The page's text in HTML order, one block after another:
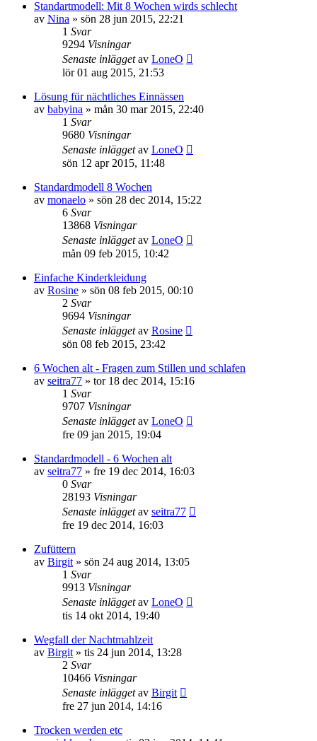
Standartmodell: Mit 8 Wochen wirds schlecht
av Nina » sön 28 jun 2015, 22:21
1 Svar
9294 Visningar
Senaste inläggetav LoneO
lör 01 aug 2015, 21:53
Lösung für nächtliches Einnässen
av babyina » mån 30 mar 2015, 22:40
1 Svar
9680 Visningar
Senaste inläggetav LoneO
sön 12 apr 2015, 11:48
Standardmodell 8 Wochen
av monaelo » sön 28 dec 2014, 15:22
6 Svar
13868 Visningar
Senaste inläggetav LoneO
mån 09 feb 2015, 10:42
Einfache Kinderkleidung
av Rosine » sön 08 feb 2015, 00:10
2 Svar
9694 Visningar
Senaste inläggetav Rosine
sön 08 feb 2015, 23:42
6 Wochen alt - Fragen zum Stillen und schlafen
av seitra77 » tor 18 dec 2014, 15:16
1 Svar
9707 Visningar
Senaste inläggetav LoneO
fre 09 jan 2015, 19:04
Standardmodell - 6 Wochen alt
av seitra77 » fre 19 dec 2014, 16:03
0 Svar
28193 Visningar
Senaste inläggetav seitra77
fre 19 dec 2014, 16:03
Zufüttern
av Birgit » sön 24 aug 2014, 13:05
1 Svar
9913 Visningar
Senaste inläggetav LoneO
tis 14 okt 2014, 19:40
Wegfall der Nachtmahlzeit
av Birgit » tis 24 jun 2014, 13:28
2 Svar
10466 Visningar
Senaste inläggetav Birgit
fre 27 jun 2014, 14:16
Trocken werden etc